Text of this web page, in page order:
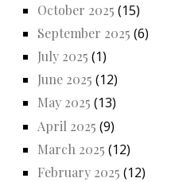
October 2025 (15)
September 2025 (6)
July 2025 (1)
June 2025 (12)
May 2025 (13)
April 2025 (9)
March 2025 (12)
February 2025 (12)